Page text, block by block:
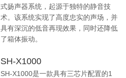
式扬声器系统，起源于独特的静音技
术。该系统实现了高度忠实的声场，并
具有深沉的低音再现效果，同时还降低
了箱体振动。
SH-X1000
SH-X1000是一款具有三芯片配置的1